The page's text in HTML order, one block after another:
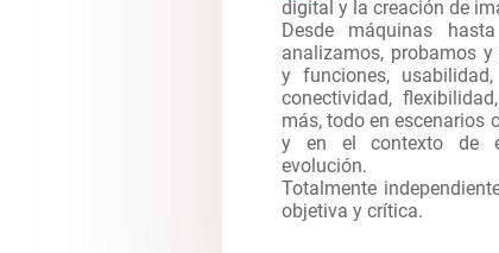
digital y la creación de
Desde máquinas
analizamos, probamos
y funciones,
conectividad,
más, todo en escenarios
y en el contexto de
evolución.
Totalmente
objetiva y crítica.